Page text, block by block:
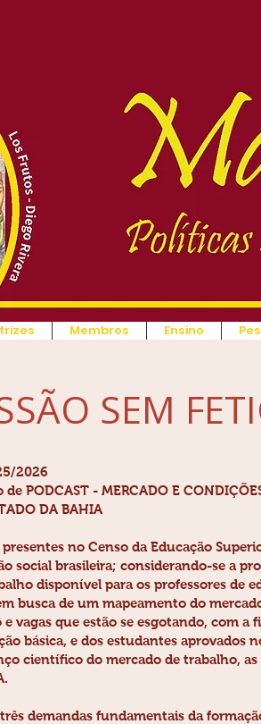
Membros Ensino
SEM
2026
PODCAST - MERCADO E
DA BAHIA
no Censo da Educação
social brasileira; considerando-se a
disponível para os professores de
busca de um mapeamento do
vagas que estão se esgotando, com
básica, e dos estudantes aprovados
científico do mercado de trabalho,
demandas fundamentais da